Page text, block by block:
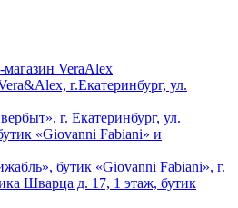
VeraAlex
г.Екатеринбург, ул.
г. Екатеринбург, ул.
«Giovanni Fabiani» и
бутик «Giovanni Fabiani», г.
Шварца д. 17, 1 этаж, бутик